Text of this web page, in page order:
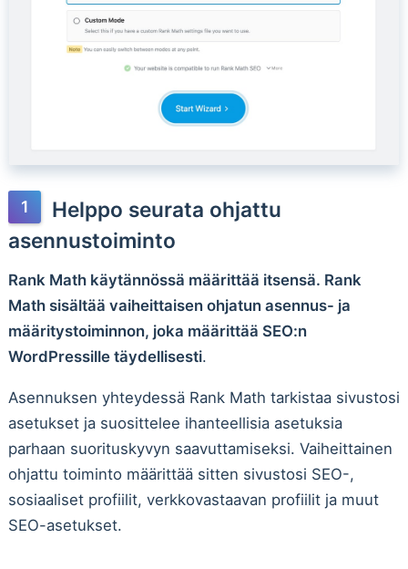
Helppo seurata ohjattu
asennustoiminto
Rank Math käytännössä määrittää itsensä. Rank
Math sisältää vaiheittaisen ohjatun asennus- ja
määritystoiminnon, joka määrittää SEO:n
WordPressille täydellisesti.
Asennuksen yhteydessä Rank Math tarkistaa sivustosi
asetukset ja suosittelee ihanteellisia asetuksia
parhaan suorituskyvyn saavuttamiseksi. Vaiheittainen
ohjattu toiminto määrittää sitten sivustosi SEO-,
sosiaaliset profiilit, verkkovastaavan profiilit ja muut
SEO-asetukset.